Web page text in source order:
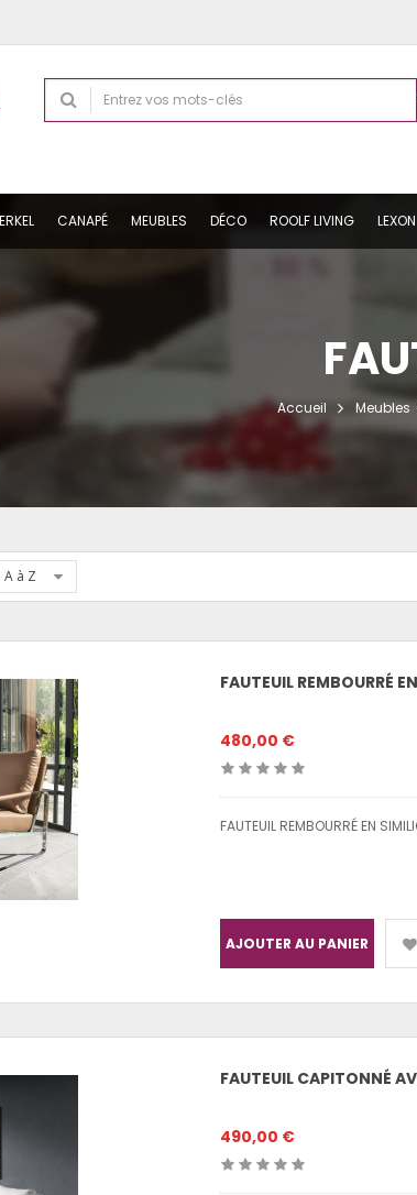
CANAPÉ MEUBLES DÉCO ROOLF LIVING LEXON
Accueil Meubles
à Z
FAUTEUIL REMBOURRÉ
480,00 €
FAUTEUIL REMBOURRÉ EN
AJOUTER AU PANIER
FAUTEUIL CAPITONNÉ
490,00 €